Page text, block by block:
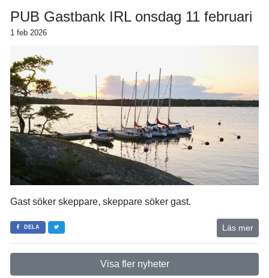
PUB Gastbank IRL onsdag 11 februari
1 feb 2026
Gast söker skeppare, skeppare söker gast.
DELA Läs mer
Visa fler nyheter